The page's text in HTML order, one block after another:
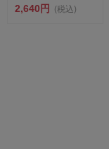
28cm 5本セット
2,640円 (税込)